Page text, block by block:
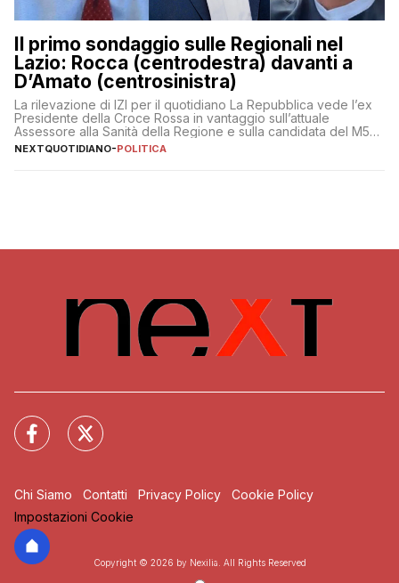
Il primo sondaggio sulle Regionali nel
Lazio: Rocca (centrodestra) davanti a
D’Amato (centrosinistra)
La rilevazione di IZI per il quotidiano La Repubblica vede l’ex
Presidente della Croce Rossa in vantaggio sull’attuale
Assessore alla Sanità della Regione e sulla candidata del M5S
Donatella Bianchi
NEXTQUOTIDIANO-POLITICA
Chi Siamo Contatti Privacy Policy
Cookie Policy
Impostazioni Cookie
Copyright © 2026 by Nexilia. All Rights Reserved